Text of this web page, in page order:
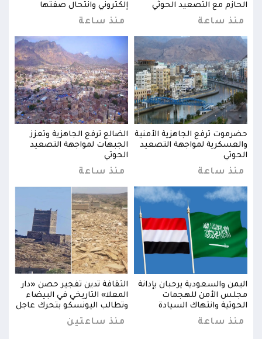
الحازم مع التصعيد الحوثي
منذ ساعة
إلكتروني وانتحال صفتها
منذ ساعة
حضرموت ترفع الجاهزية الأمنية
والعسكرية لمواجهة التصعيد
الحوثي
منذ ساعة
الضالع ترفع الجاهزية وتعزز
الجبهات لمواجهة التصعيد
الحوثي
منذ ساعة
اليمن والسعودية يرحبان بإدانة
مجلس الأمن للهجمات
الحوثية وانتهاك السيادة
منذ ساعة
الثقافة تدين تفجير حصن «دار
المعلا» التاريخي في البيضاء
وتطالب اليونسكو بتحرك عاجل
منذ ساعتين